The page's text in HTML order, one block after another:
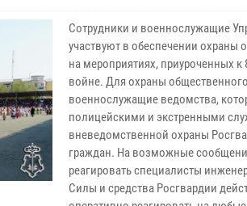
Сотрудники и военнослужащие
участвуют в обеспечении охраны
на мероприятиях, приуроченных
войне. Для охраны
военнослужащие ведомства,
полицейскими и экстренными
вневедомственной охраны
граждан. На возможные
реагировать специалисты
Силы и средства Росгвардии